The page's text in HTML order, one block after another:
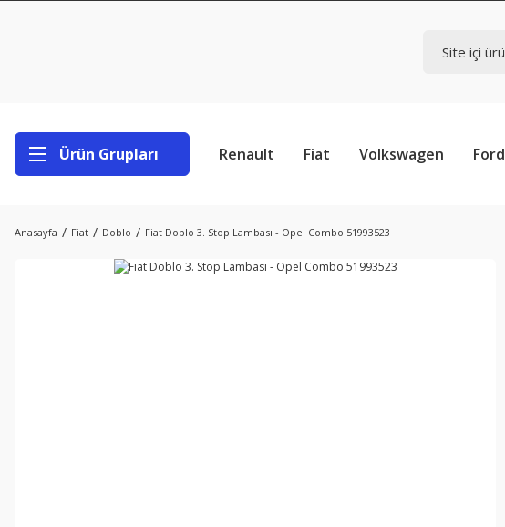
Ürün Grupları Renault Fiat Volkswagen Ford
Anasayfa Fiat Doblo Fiat Doblo 3. Stop Lambası - Opel Combo 51993523